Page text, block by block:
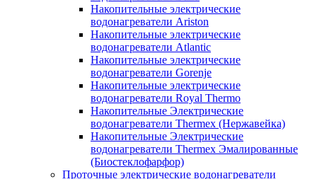
Накопительные электрические
водонагреватели Ariston
Накопительные электрические
водонагреватели Atlantic
Накопительные электрические
водонагреватели Gorenje
Накопительные электрические
водонагреватели Royal Thermo
Накопительные Электрические
водонагреватели Thermex (Нержавейка)
Накопительные Электрические
водонагреватели Thermex Эмалированные
(Биостеклофарфор)
Проточные электрические водонагреватели